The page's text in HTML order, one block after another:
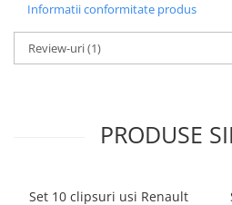
Informatii conformitate produs
Review-uri(1)
PRODUSE
Set 10 clipsuri usi Renault